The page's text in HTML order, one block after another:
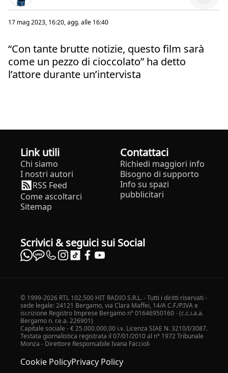
17 mag 2023, 16:20, agg. alle 16:40
“Con tante brutte notizie, questo film sarà
come un pezzo di cioccolato” ha detto
l’attore durante un’intervista
Link utili
Chi siamo
I nostri autori
RSS Feed
Come ascoltarci
Sitemap
Contattaci
Richiedi maggiori info
Bisogno di supporto
Info su spazi
pubblicitari
Scrivici & seguici sui Social
© 1999-2026 RTL 102,500 HIT RADIO S.R.L. - Tutti i diritti riservati -
sede legale: 24121 Bergamo, via Clara Maffei, 14/A C.F./P.IVA e
iscrizione Registro Imprese Bergamo n° 01646950160 - (c.c.i.a.a.
Bergamo n. r.e.a. 226901)
Capitale sociale - € 25.000.000,00 i.v. Licenza SIAE N. 3210/I/3087.
Testata giornalistica registrata il 07/01/2010 al n° 1972 Tribunale
Monza - Direttore Responsabile Ivana Faccioli
Cookie PolicyPrivacy Policy